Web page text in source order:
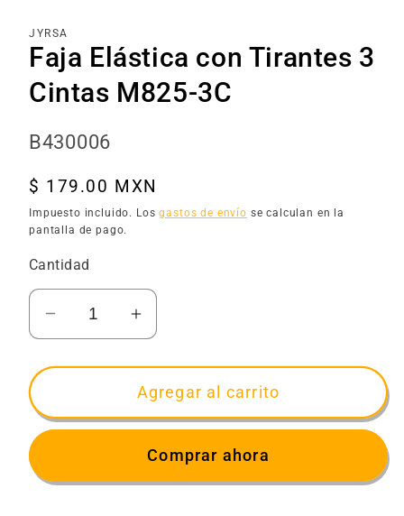
una
ventana
modal
JYRSA
Faja Elástica con Tirantes 3
Cintas M825-3C
SKU:
B430006
Precio
habitual
$ 179.00 MXN
Impuesto incluido. Losgastos de envío se calculan en la
pantalla de pago.
Cantidad
Reducir
cantidad
para
Elástica
3
Aumentar
cantidad
para
Faja
Elástica
Tirantes
3
Agregar al carrito
Comprar ahora